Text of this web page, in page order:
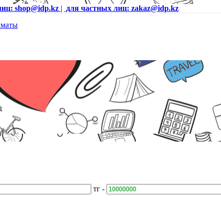
shop@idp.kz | для частных лиц: zakaz@idp.kz
тг -